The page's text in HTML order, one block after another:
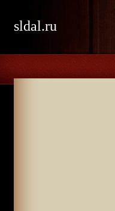
sldal.ru